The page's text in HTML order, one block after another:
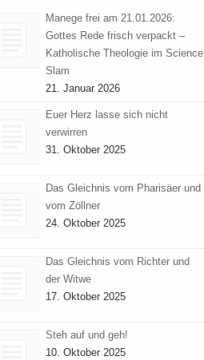
Manege frei am 21.01.2026:
Gottes Rede frisch verpackt –
Katholische Theologie im Science
Slam
21. Januar 2026
Euer Herz lasse sich nicht
verwirren
31. Oktober 2025
Das Gleichnis vom Pharisäer und
vom Zöllner
24. Oktober 2025
Das Gleichnis vom Richter und
der Witwe
17. Oktober 2025
Steh auf und geh!
10. Oktober 2025